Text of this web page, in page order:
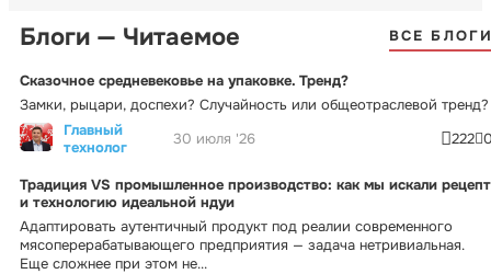
Блоги — Читаемое ВСЕ
Сказочное средневековье на упаковке. Тренд?
Замки, рыцари, доспехи? Случайность или общеотраслевой тренд?
Главный
технолог
30 июля '26 222
Традиция VS промышленное производство: как мы искали рецепт
и технологию идеальной ндуи
Адаптировать аутентичный продукт под реалии современного
мясоперерабатывающего предприятия — задача нетривиальная.
Еще сложнее при этом не...